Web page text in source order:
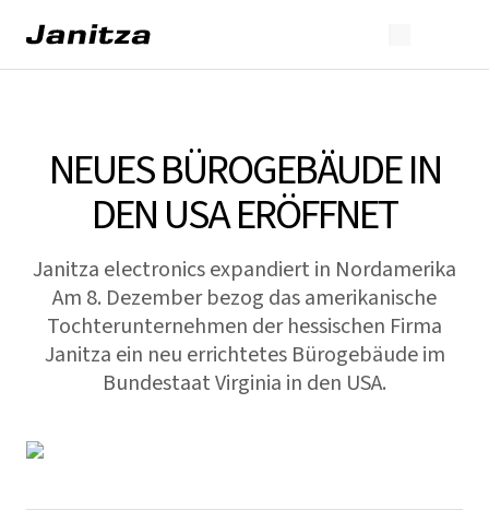
NEUES BÜROGEBÄUDE IN
DEN USA ERÖFFNET
Janitza electronics expandiert in Nordamerika
Am 8. Dezember bezog das amerikanische
Tochterunternehmen der hessischen Firma
Janitza ein neu errichtetes Bürogebäude im
Bundestaat Virginia in den USA.